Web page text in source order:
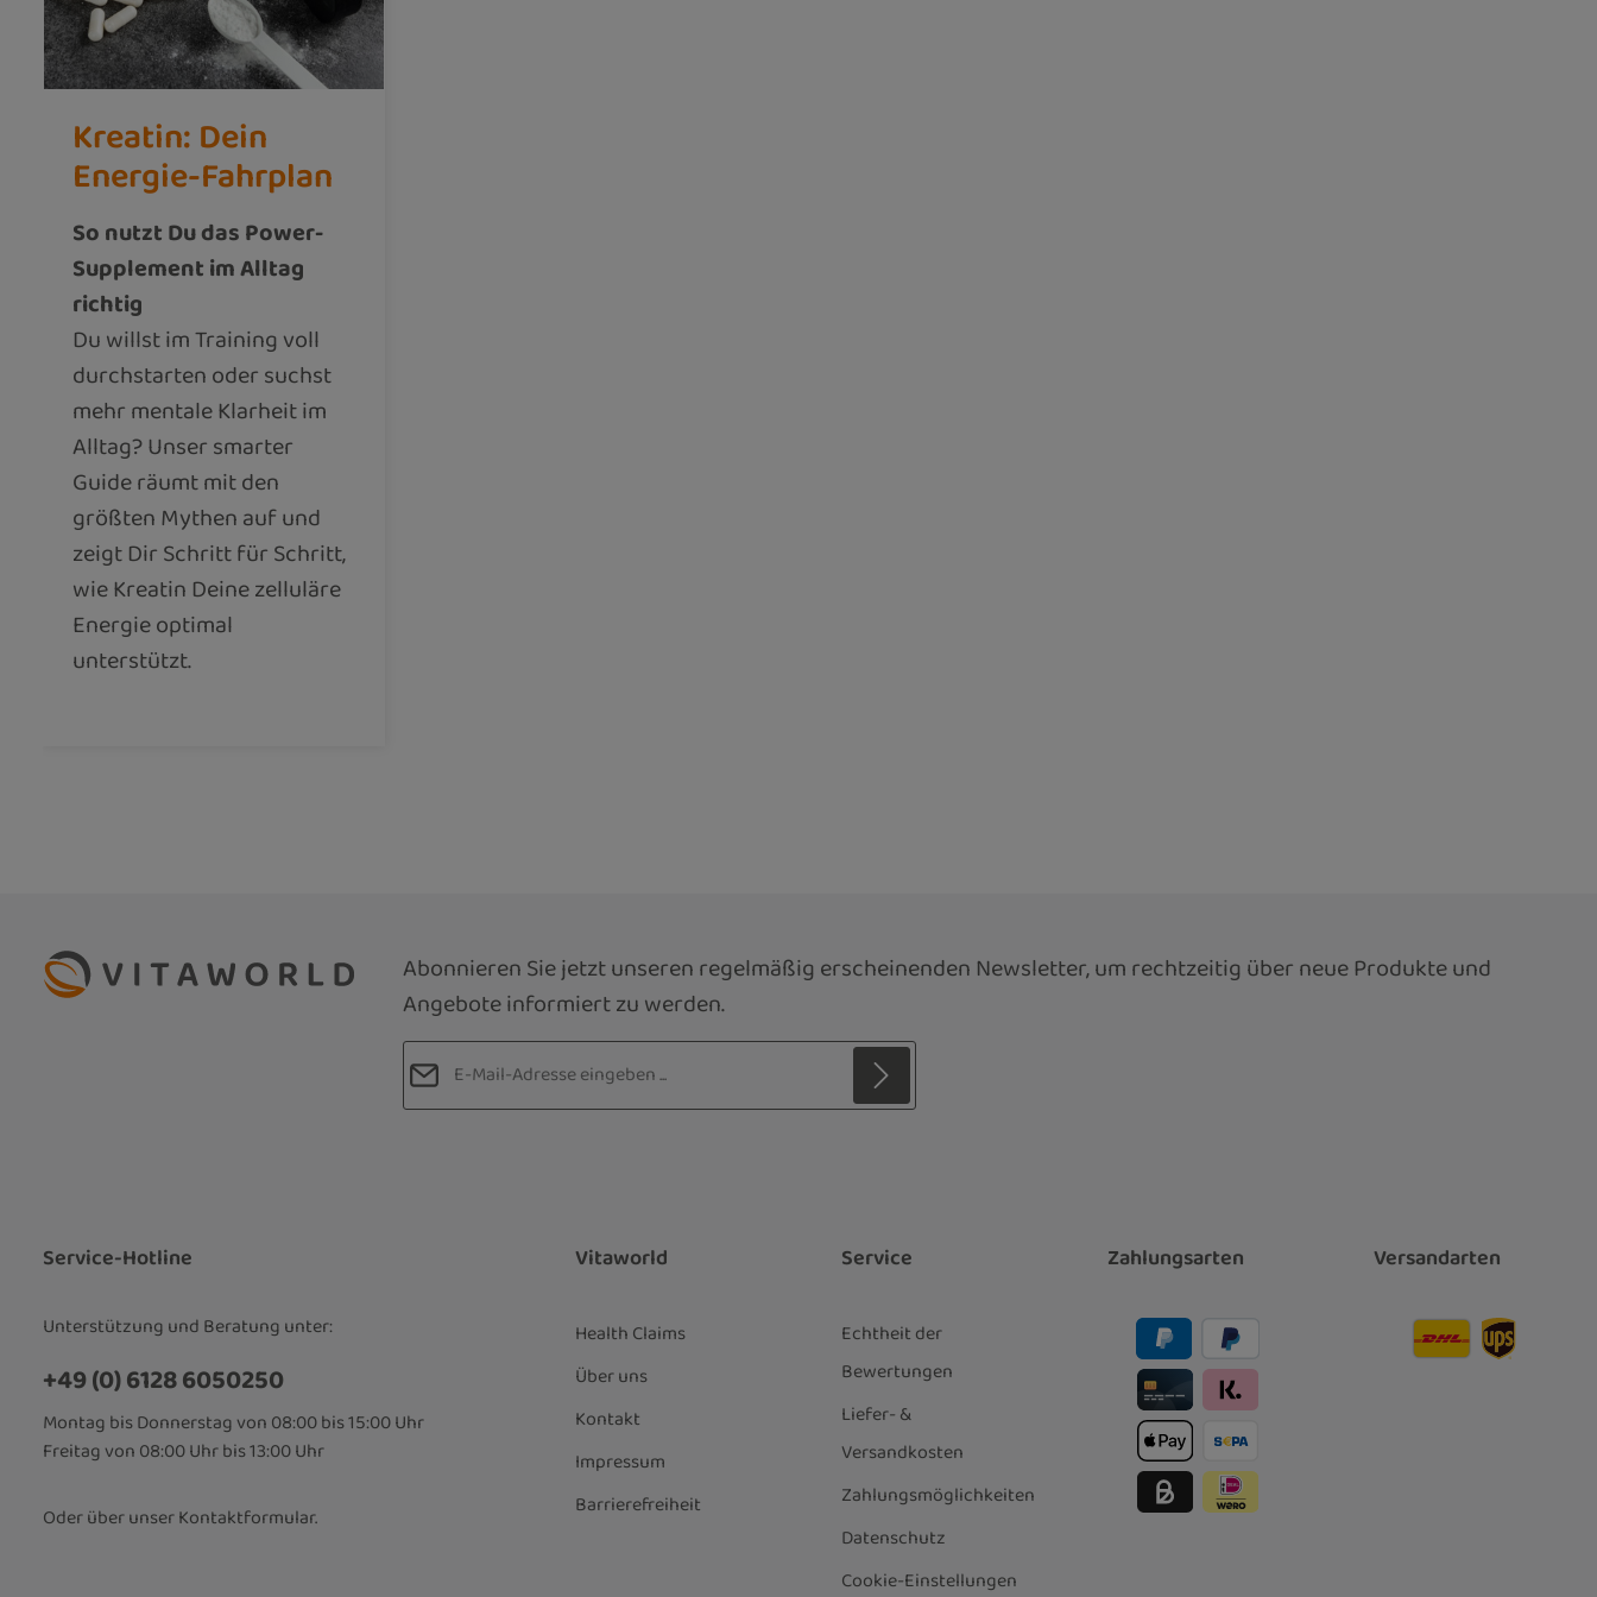
Kreatin: Dein
Energie-Fahrplan
So nutzt Du das Power-
Supplement im Alltag
richtig
Du willst im Training voll
durchstarten oder suchst
mehr mentale Klarheit im
Alltag? Unser smarter
Guide räumt mit den
größten Mythen auf und
zeigt Dir Schritt für Schritt,
wie Kreatin Deine zelluläre
Energie optimal
unterstützt.
Abonnieren Sie jetzt unseren regelmäßig erscheinenden Newsletter, um rechtzeitig über neue Produkte und
Angebote informiert zu werden.
E-Mail-Adresse*
bin mit ihnen einverstanden.
Service-Hotline
Unterstützung und Beratung unter:
+49 (0) 6128 6050250
Montag bis Donnerstag von 08:00 bis 15:00 Uhr
Freitag von 08:00 Uhr bis 13:00 Uhr
Oder über unserKontaktformular.
Vitaworld
Health Claims
Über uns
Kontakt
Impressum
Barrierefreiheit
Service
Echtheit der
Bewertungen
Liefer- &
Versandkosten
Zahlungsmöglichkeiten
Datenschutz
Cookie-Einstellungen
Zahlungsarten Versandarten